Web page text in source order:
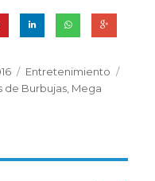
Categorías
Entretenimiento
de Burbujas Mega